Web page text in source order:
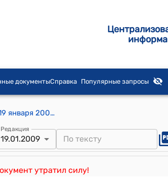
документыСправка Популярные запросы
Приказ Министерства экономического развития и торговли КР от 19 января 2009 года № 10 "Об утверждении стандарта процедуры и форматов документов, используемых при проведении оптимизации нормативных правовых актов и подготовки анализа регулятивного воздействия"
Редакция
19.01.2009
утратил силу!